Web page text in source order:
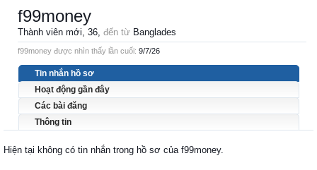
f99money
Thành viên mới, 36, đến từ Banglades
f99money được nhìn thấy lần cuối: 9/7/26
Tin nhắn hồ sơ
Hoạt động gần đây
Các bài đăng
Thông tin
Hiện tại không có tin nhắn trong hồ sơ của f99money.